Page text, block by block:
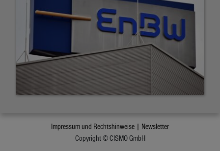
Impressum und Rechtshinweise | Newsletter
Copyright © CISMO GmbH